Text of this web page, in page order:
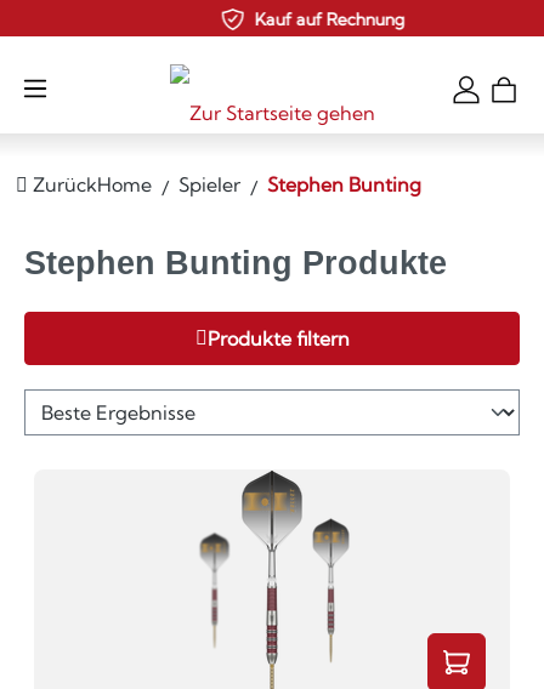
Zum Hauptinhalt springenKauf auf Rechnung
ZurückHome Spieler Stephen Bunting
Stephen Bunting Produkte
Produkte filtern